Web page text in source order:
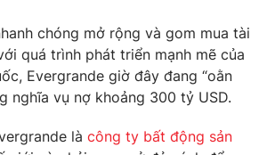
báo in và báo điện tử số 483/GP-BTTTT
Thanh Thủy
Nguyễn Thị Mỹ Hạnh, Phạm Quốc Thắng,
355 931 - 024.38 355 932
chóng mở rộng và gom mua tài
quá trình phát triển mạnh mẽ của
Evergrande giờ đây đang “oằn
nghĩa vụ nợ khoảng 300 tỷ USD.
là công ty bất động sản